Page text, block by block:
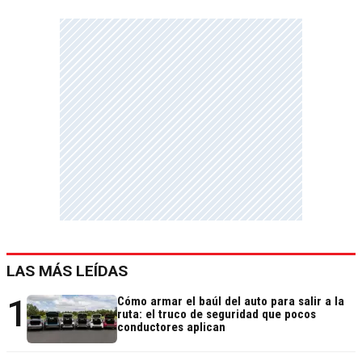
LAS MÁS LEÍDAS
1
Cómo armar el baúl del auto para salir a la
ruta: el truco de seguridad que pocos
conductores aplican